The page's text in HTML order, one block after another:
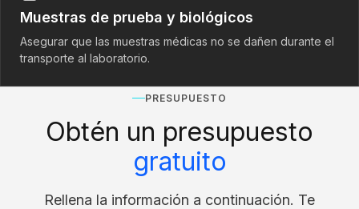
Muestras de prueba y biológicos
Asegurar que las muestras médicas no se dañen durante el
transporte al laboratorio.
PRESUPUESTO
Obtén un presupuesto
gratuito
Rellena la información a continuación. Te